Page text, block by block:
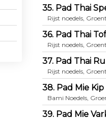
35. Pad Thai
Rijst noedels,
36. Pad Thai
Rijst noedels,
37. Pad Thai
Rijst noedels,
38. Pad Mie Kip
Bami Noedels,
39. Pad Mie